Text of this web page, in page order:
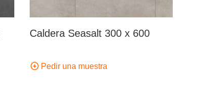
Caldera Seasalt 300 x 600
Pedir una muestra